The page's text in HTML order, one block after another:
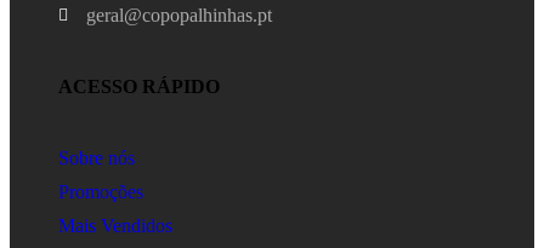
geral@copopalhinhas.pt
ACESSO RÁPIDO
Sobre nós
Promoções
Mais Vendidos